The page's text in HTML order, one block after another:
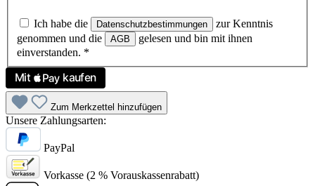
Ich habe die Datenschutzbestimmungen
zur Kenntnis
genommen und die
AGB
gelesen und bin mit ihnen
einverstanden. *
Zum Merkzettel hinzufügen
Unsere Zahlungsarten:
PayPal
Vorkasse (2 % Vorauskassenrabatt)